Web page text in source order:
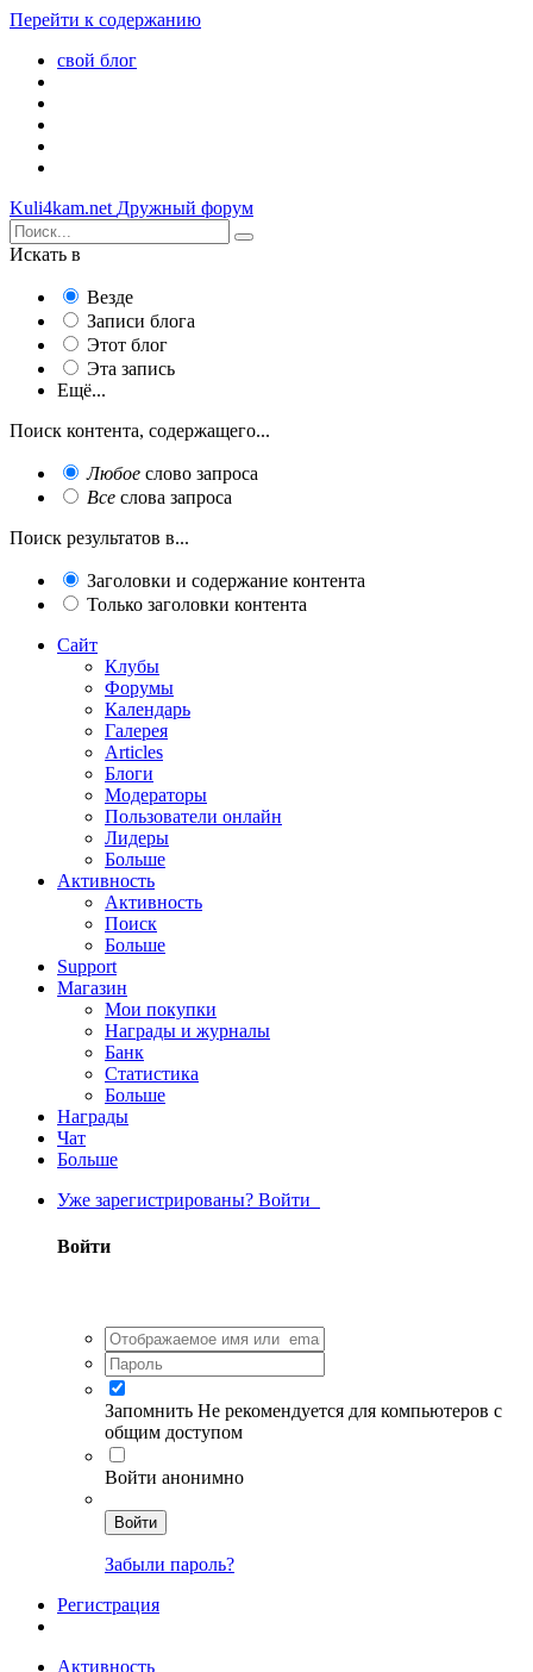
Перейти к содержанию
свой блог
Kuli4kam.net Дружный форум
Искать в
Везде
Записи блога
Этот блог
Эта запись
Ещё...
Поиск контента, содержащего...
Любое слово запроса
Все слова запроса
Поиск результатов в...
Заголовки и содержание контента
Только заголовки контента
Сайт
Клубы
Форумы
Календарь
Галерея
Articles
Блоги
Модераторы
Пользователи онлайн
Лидеры
Больше
Активность
Активность
Поиск
Больше
Support
Магазин
Мои покупки
Награды и журналы
Банк
Статистика
Больше
Награды
Чат
Больше
Уже зарегистрированы? Войти
Войти
Запомнить Не рекомендуется для компьютеров с
общим доступом
Войти анонимно
Войти
Забыли пароль?
Регистрация
Активность